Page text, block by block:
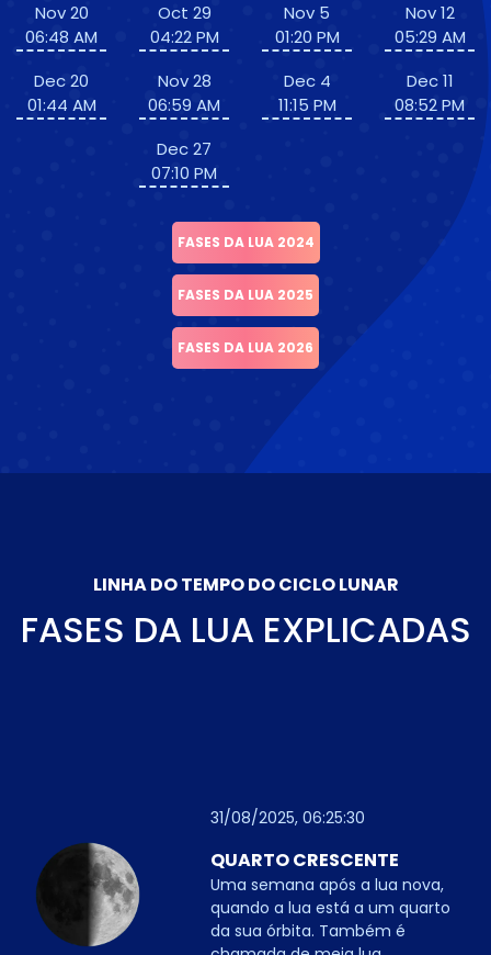
Nov 20
06:48 AM
Dec 20
01:44 AM
Oct 29
04:22 PM
Nov 28
06:59 AM
Dec 27
07:10 PM
Nov 5
01:20 PM
Dec 4
11:15 PM
Nov 12
05:29 AM
Dec 11
08:52 PM
FASES DA LUA 2024
FASES DA LUA 2025
FASES DA LUA 2026
LINHA DO TEMPO DO CICLO LUNAR
FASES DA LUA EXPLICADAS
31/08/2025, 06:25:30
QUARTO CRESCENTE
Uma semana após a lua nova,
quando a lua está a um quarto
da sua órbita. Também é